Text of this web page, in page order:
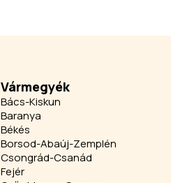
Vármegyék
Bács-Kiskun
Baranya
Békés
Borsod-Abaúj-Zemplén
Csongrád-Csanád
Fejér